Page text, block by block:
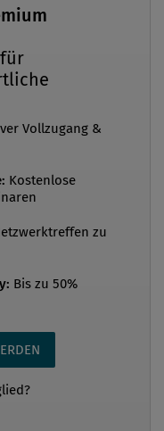
Vollzugang &
Kostenlose
zu
Bis zu 50%